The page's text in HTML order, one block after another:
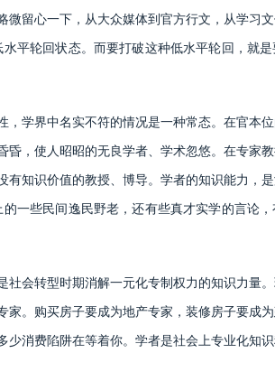
留心一下，从大众媒体到官方行文，从学习
平轮回状态。而要打破这种低水平轮回，就
学界中名实不符的情况是一种常态。在官本
，使人昭昭的无良学者、学术忽悠。在专家
知识价值的教授、博导。学者的知识能力，
一些民间逸民野老，还有些真才实学的言论
会转型时期消解一元化专制权力的知识力量
。购买房子要成为地产专家，装修房子要成
消费陷阱在等着你。学者是社会上专业化知